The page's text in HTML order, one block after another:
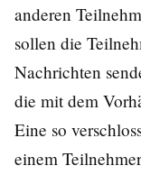
anderen
sollen die
Nachrichten
die mit dem
Eine so
einem